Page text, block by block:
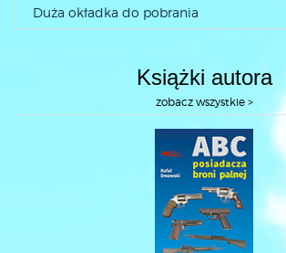
Duża okładka do pobrania
Książki autora
zobacz wszystkie >